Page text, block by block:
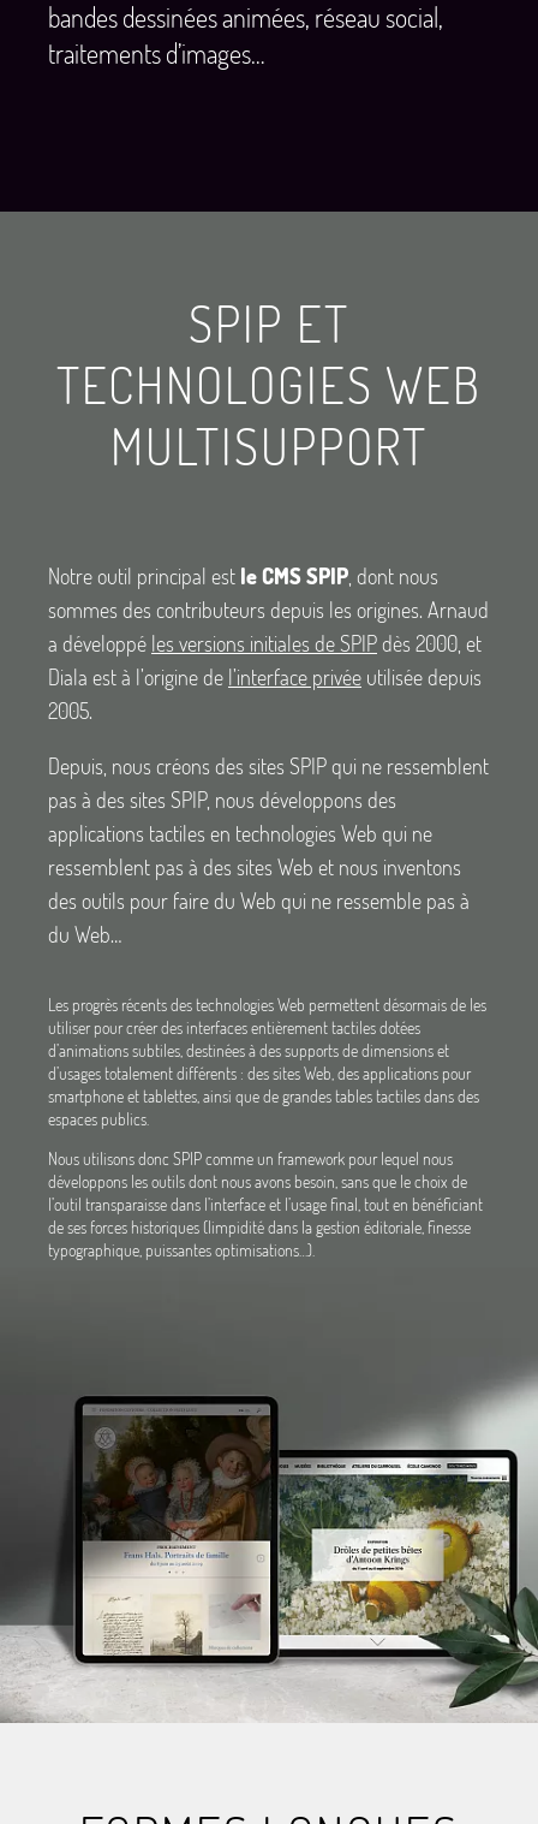
bandes dessinées animées, réseau social,
traitements d’images…
SPIP ET
TECHNOLOGIES WEB
MULTISUPPORT
Notre outil principal est le CMS SPIP , dont nous
sommes des contributeurs depuis les origines. Arnaud
a développé les versions initiales de SPIP dès 2000, et
Diala est à l’origine de l’interface privée utilisée depuis
2005.
Depuis, nous créons des sites SPIP qui ne ressemblent
pas à des sites SPIP, nous développons des
applications tactiles en technologies Web qui ne
ressemblent pas à des sites Web et nous inventons
des outils pour faire du Web qui ne ressemble pas à
du Web…
Les progrès récents des technologies Web permettent désormais de les
utiliser pour créer des interfaces entièrement tactiles dotées
d’animations subtiles, destinées à des supports de dimensions et
d’usages totalement différents : des sites Web, des applications pour
smartphone et tablettes, ainsi que de grandes tables tactiles dans des
espaces publics.
Nous utilisons donc SPIP comme un framework pour lequel nous
développons les outils dont nous avons besoin, sans que le choix de
l’outil transparaisse dans l’interface et l’usage final, tout en bénéficiant
de ses forces historiques (limpidité dans la gestion éditoriale, finesse
typographique, puissantes optimisations…).